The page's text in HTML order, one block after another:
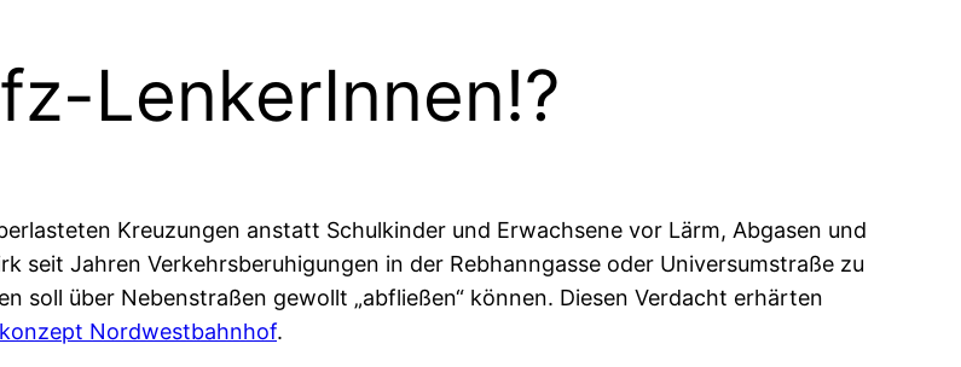
LenkerInnen!?
Kreuzungen anstatt Schulkinder und Erwachsene vor Lärm, Abgasen und
seit Jahren Verkehrsberuhigungen in der Rebhanngasse oder Universumstraße zu
soll über Nebenstraßen gewollt „abfließen“ können. Diesen Verdacht erhärten
Nordwestbahnhof.